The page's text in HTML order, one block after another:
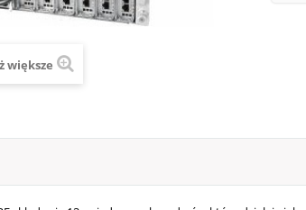
większe